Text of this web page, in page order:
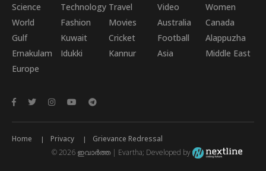
Science
World
Technology Travel Video
Women
Fashion
Movies Australia
Canada
Gulf
Kuwait Cricket Football
Alappuzha
Ernakulam
Idukki Kannur Asia
Middle East
Europe
Home Privacy
Grievance Redressal
© 2026 ഇവാർത്ത | Evartha; Developed by